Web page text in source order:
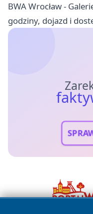
BWA Wrocław -
godziny, dojazd i